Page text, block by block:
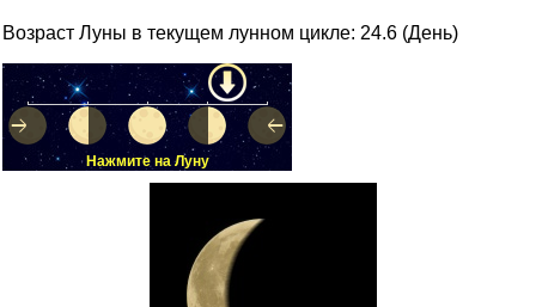
Возраст Луны в текущем лунном цикле: 24.6 (День)
Нажмите на Луну